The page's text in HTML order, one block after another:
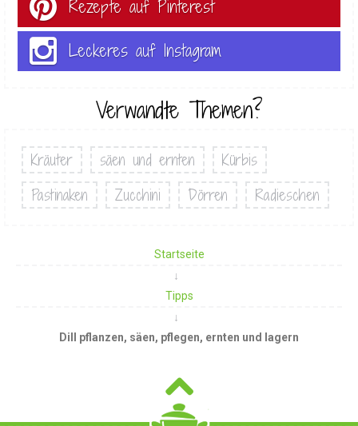
Rezepte auf Pinterest
Leckeres auf Instagram
Verwandte Themen?
Kräuter säen und ernten
Kürbis
Pastinaken
Zucchini Dörren Radieschen
Startseite
Tipps
Dill pflanzen, säen, pflegen, ernten und lagern